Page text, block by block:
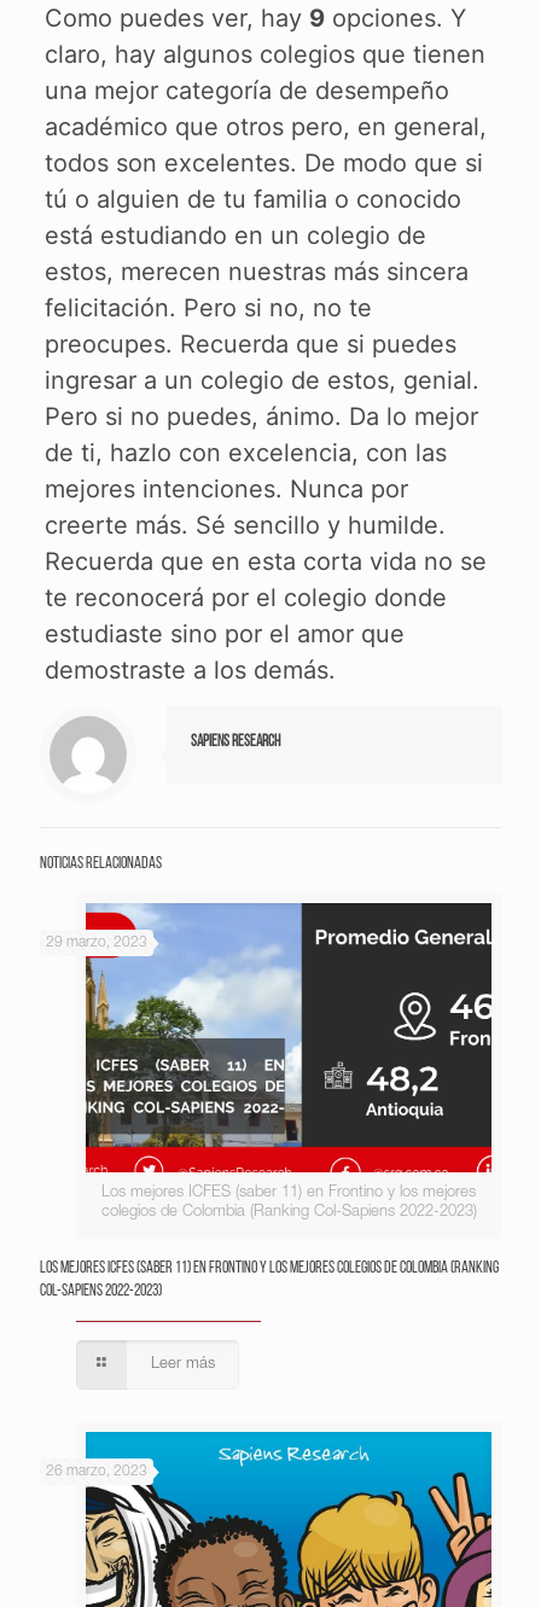
Como puedes ver, hay 9opciones. Y
claro, hay algunos colegios que tienen
una mejor categoría de desempeño
académico que otros pero, en general,
todos son excelentes. De modo que si
tú o alguien de tu familia o conocido
está estudiando en un colegio de
estos, merecen nuestras más sincera
felicitación. Pero si no, no te
preocupes. Recuerda que si puedes
ingresar a un colegio de estos, genial.
Pero si no puedes, ánimo. Da lo mejor
de ti, hazlo con excelencia, con las
mejores intenciones. Nunca por
creerte más. Sé sencillo y humilde.
Recuerda que en esta corta vida no se
te reconocerá por el colegio donde
estudiaste sino por el amor que
demostraste a los demás.
Sapiens Research
Noticias relacionadas
Los mejores ICFES (saber 11) en Frontino y los mejores
colegios de Colombia (Ranking Col-Sapiens 2022-2023)
29 marzo, 2023
Los mejores ICFES (saber 11) en Frontino y los mejores colegios de Colombia (Ranking
Col-Sapiens 2022-2023)
Leer más
26 marzo, 2023